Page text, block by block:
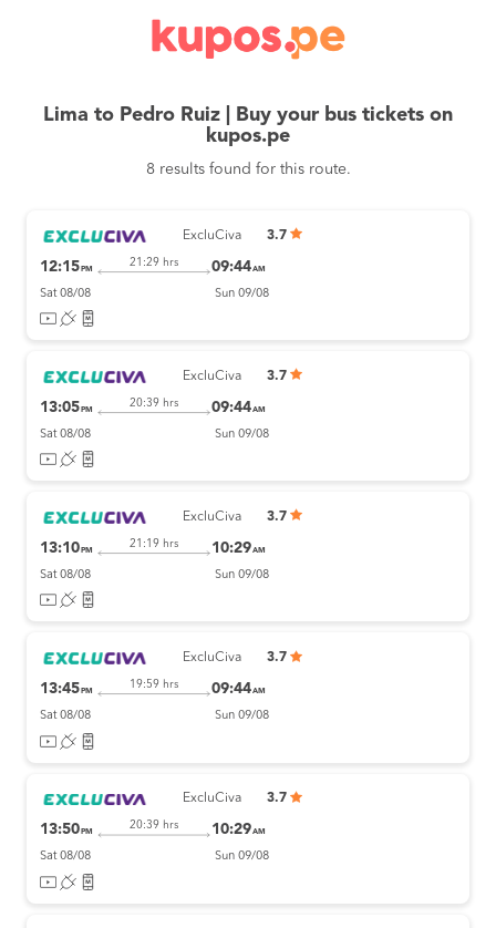
Lima to Pedro Ruiz | Buy your bus tickets on
kupos.pe
8 results found for this route.
ExcluCiva 3.7
12:15 PM
21:29 hrs 09:44AM
Sat 08/08 Sun 09/08
ExcluCiva 3.7
13:05 PM
20:39 hrs 09:44AM
Sat 08/08 Sun 09/08
ExcluCiva 3.7
13:10 PM
21:19 hrs 10:29AM
Sat 08/08 Sun 09/08
ExcluCiva 3.7
13:45 PM
19:59 hrs 09:44AM
Sat 08/08 Sun 09/08
ExcluCiva 3.7
13:50 PM
20:39 hrs 10:29AM
Sat 08/08 Sun 09/08